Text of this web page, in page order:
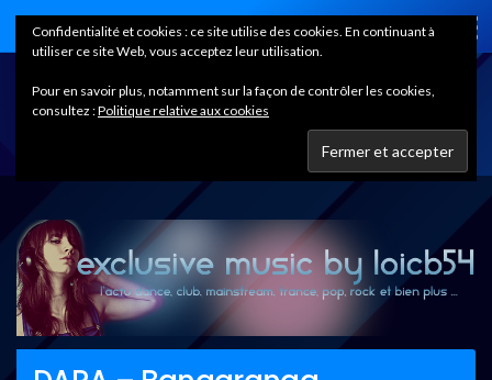
Home
Confidentialité et cookies : ce site utilise des cookies. En continuant à
utiliser ce site Web, vous acceptez leur utilisation.
Pour en savoir plus, notamment sur la façon de contrôler les cookies,
consultez :Politique relative aux cookies